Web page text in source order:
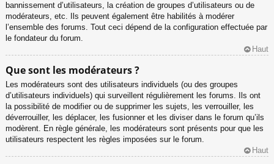
bannissement d’utilisateurs, la création de groupes d’utilisateurs ou de
modérateurs, etc. Ils peuvent également être habilités à modérer
l’ensemble des forums. Tout ceci dépend de la configuration effectuée par
le fondateur du forum.
Haut
Que sont les modérateurs ?
Les modérateurs sont des utilisateurs individuels (ou des groupes
d’utilisateurs individuels) qui surveillent régulièrement les forums. Ils ont
la possibilité de modifier ou de supprimer les sujets, les verrouiller, les
déverrouiller, les déplacer, les fusionner et les diviser dans le forum qu’ils
modèrent. En règle générale, les modérateurs sont présents pour que les
utilisateurs respectent les règles imposées sur le forum.
Haut